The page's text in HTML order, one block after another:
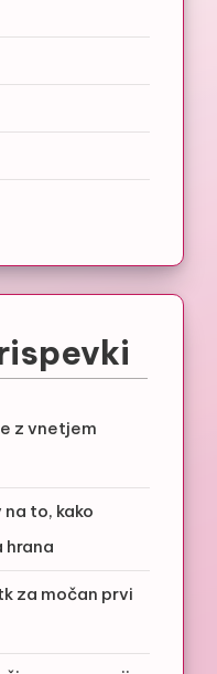
z vnetjem
to, kako
hrana
za močan prvi